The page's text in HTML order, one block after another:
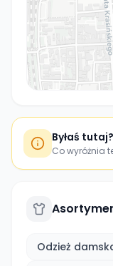
Byłaś
Co wyróżnia
Odzież